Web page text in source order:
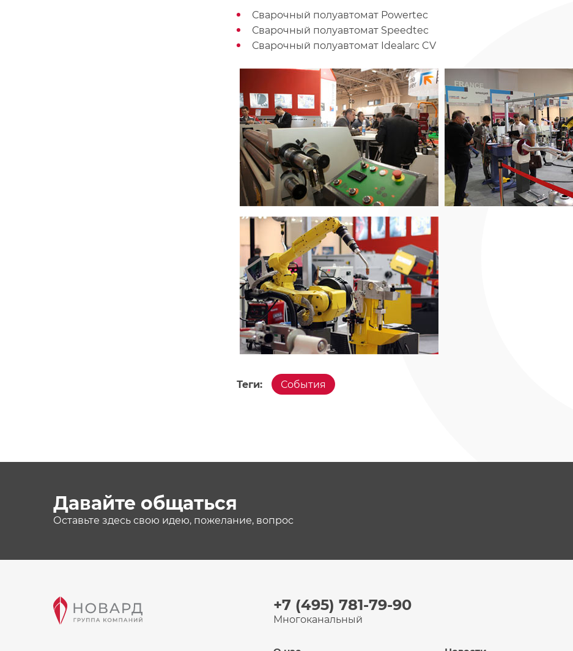
Сварочный полуавтомат Powertec
Сварочный полуавтомат Speedtec
Сварочный полуавтомат Idealarc CV
Теги: События
Давайте общаться
Оставьте здесь свою идею, пожелание, вопрос
+7 (495) 781-79-90
Многоканальный